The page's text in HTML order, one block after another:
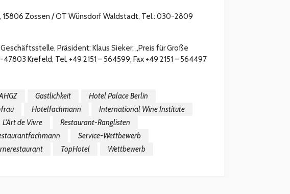
15806 Zossen / OT Wünsdorf Waldstadt, Tel.: 030-2809
Präsident: Klaus Sieker, „Preis für Große
Krefeld, Tel. +49 2151 – 564599, Fax +49 2151 – 564497
Gastlichkeit
Hotel Palace Berlin
Hotelfachmann
International Wine Institute
L'Art de Vivre
Restaurant-Ranglisten
Service-Wettbewerb
TopHotel Wettbewerb